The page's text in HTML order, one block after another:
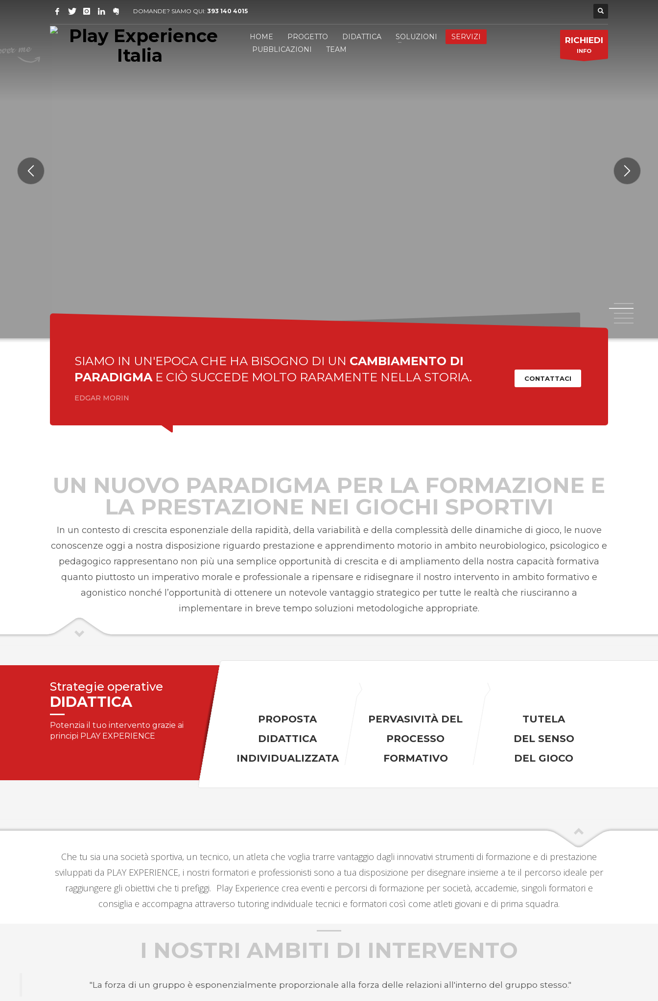
DOMANDE? SIAMO QUI: 393 140 4015
HOME PROGETTO DIDATTICA SOLUZIONI
SERVIZI
PUBBLICAZIONI
TEAM
RICHIEDI
INFO
5
SIAMO IN UN'EPOCA CHE HA BISOGNO DI UN CAMBIAMENTO DI
PARADIGMAE CIÒ SUCCEDE MOLTO RARAMENTE NELLA STORIA.
EDGAR MORIN
CONTATTACI
UN NUOVO PARADIGMA PER LA FORMAZIONE E
LA PRESTAZIONE NEI GIOCHI SPORTIVI
In un contesto di crescita esponenziale della rapidità, della variabilità e della complessità delle dinamiche di gioco, le nuove
conoscenze oggi a nostra disposizione riguardo prestazione e apprendimento motorio in ambito neurobiologico, psicologico e
pedagogico rappresentano non più una semplice opportunità di crescita e di ampliamento della nostra capacità formativa
quanto piuttosto un imperativo morale e professionale a ripensare e ridisegnare il nostro intervento in ambito formativo e
agonistico nonché l’opportunità di ottenere un notevole vantaggio strategico per tutte le realtà che riusciranno a
implementare in breve tempo soluzioni metodologiche appropriate.
Strategie operative
DIDATTICA
Potenzia il tuo intervento grazie ai
principi PLAY EXPERIENCE
PROPOSTA
DIDATTICA
INDIVIDUALIZZATA
PERVASIVITÀ DEL
PROCESSO
FORMATIVO
TUTELA
DEL SENSO
DEL GIOCO
Che tu sia una società sportiva, un tecnico, un atleta che voglia trarre vantaggio dagli innovativi strumenti di formazione e di prestazione
sviluppati da PLAY EXPERIENCE, i nostri formatori e professionisti sono a tua disposizione per disegnare insieme a te il percorso ideale per
raggiungere gli obiettivi che ti prefiggi. Play Experience crea eventi e percorsi di formazione per società, accademie, singoli formatori e
consiglia e accompagna attraverso tutoring individuale tecnici e formatori così come atleti giovani e di prima squadra.
I NOSTRI AMBITI DI INTERVENTO
"La forza di un gruppo è esponenzialmente proporzionale alla forza delle relazioni all'interno del gruppo stesso."